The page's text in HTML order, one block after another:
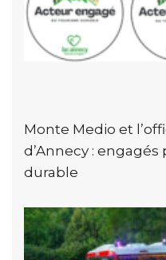
Monte Medio et
d’Annecy :
durable